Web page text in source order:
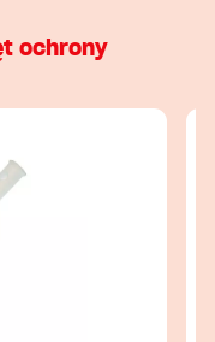
ochrony